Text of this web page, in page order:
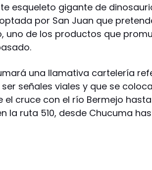
esqueleto gigante de
por San Juan que
uno de los productos que
una llamativa cartelería
señales viales y que se
el cruce con el río Bermejo
la ruta 510, desde Chucuma